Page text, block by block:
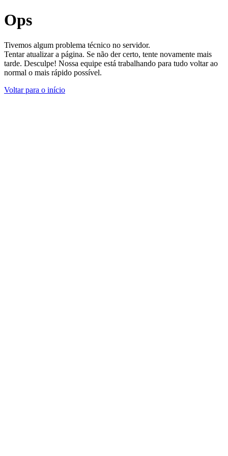
Ops
Tivemos algum problema técnico no servidor.
Tentar atualizar a página. Se não der certo, tente novamente mais
tarde. Desculpe! Nossa equipe está trabalhando para tudo voltar ao
normal o mais rápido possível.
Voltar para o início